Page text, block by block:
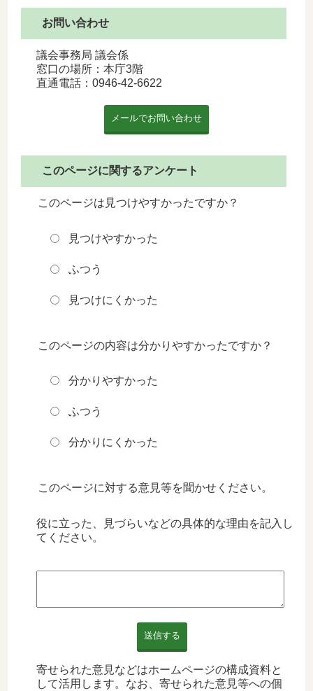
お問い合わせ
議会事務局 議会係
窓口の場所：本庁3階
直通電話： 0946-42-6622
このページに関するアンケート
このページは見つけやすかったですか？
見つけやすかった
ふつう
見つけにくかった
このページの内容は分かりやすかったですか？
分かりやすかった
ふつう
分かりにくかった
このページに対する意見等を聞かせください。
役に立った、見づらいなどの具体的な理由を記入し
てください。
送信する
寄せられた意見などはホームページの構成資料と
して活用します。なお、寄せられた意見等への個